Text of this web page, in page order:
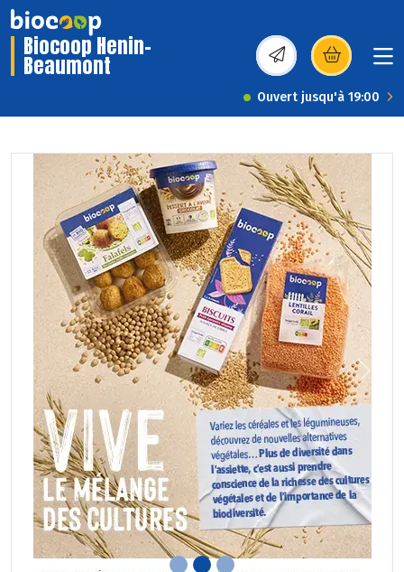
Biocoop Henin-
Beaumont (s’ouvre dans une
Ouvert jusqu'à 19:00
Previous Next